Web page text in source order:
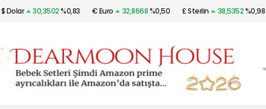
$ Dolar 30,3502%0,83 € Euro 32,8668%0,50 £ Sterlin 38,5352%0,98